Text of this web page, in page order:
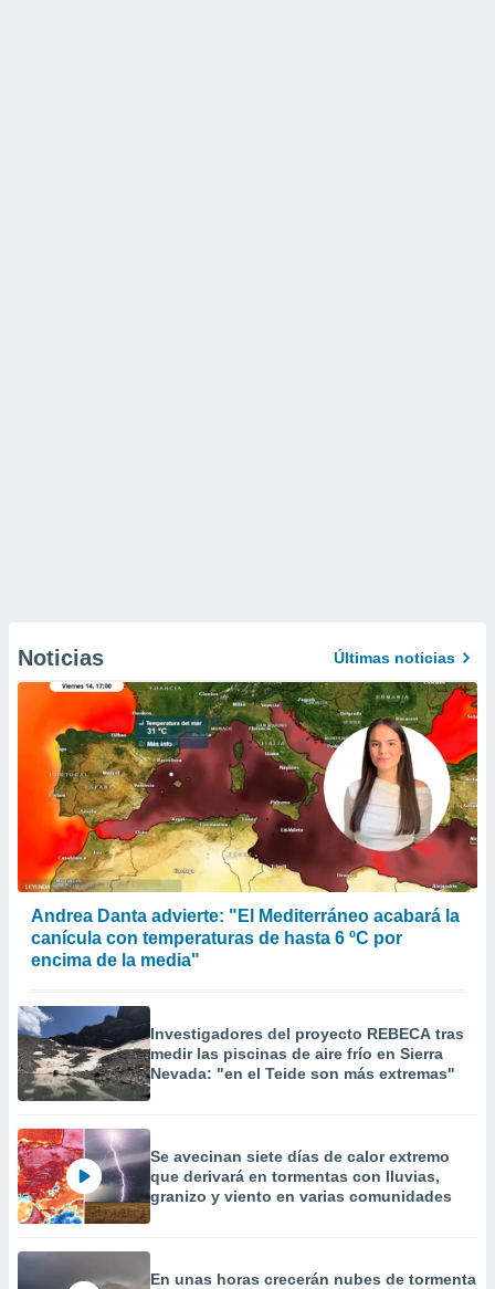
Noticias Últimas noticias
Andrea Danta advierte: "El Mediterráneo acabará la
canícula con temperaturas de hasta 6 ºC por
encima de la media"
Investigadores del proyecto REBECA tras
medir las piscinas de aire frío en Sierra
Nevada: "en el Teide son más extremas"
Se avecinan siete días de calor extremo
que derivará en tormentas con lluvias,
granizo y viento en varias comunidades
En unas horas crecerán nubes de tormenta